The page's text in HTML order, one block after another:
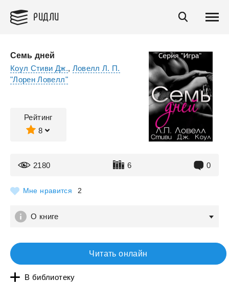
РИДЛИ
Семь дней
Коул Стиви Дж., Ловелл Л. П.
"Лорен Ловелл"
Рейтинг
8
2180 6 0
Мне нравится 2
О книге
Читать онлайн
В библиотеку